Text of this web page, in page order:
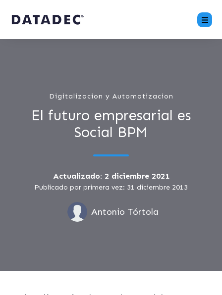
Digitalizacion y Automatizacion
El futuro empresarial es
Social BPM
Actualizado: 2 diciembre 2021
Publicado por primera vez: 31 diciembre 2013
Antonio Tórtola